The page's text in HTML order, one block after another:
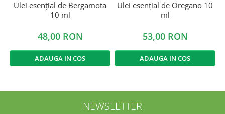
Ulei esențial de Bergamota
10 ml
48,00 RON
ADAUGA IN COS
Ulei esențial de Oregano 10
ml
53,00 RON
ADAUGA IN COS
NEWSLETTER